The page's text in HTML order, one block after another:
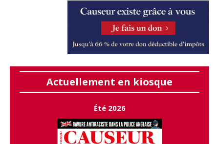
Actuellement en kiosque
Été 2026